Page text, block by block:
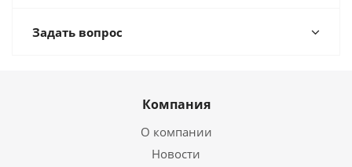
Задать вопрос
Компания
О компании
Новости